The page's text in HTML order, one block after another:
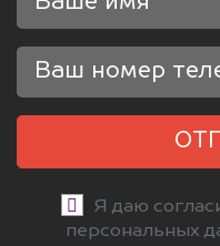
Я даю
персональных